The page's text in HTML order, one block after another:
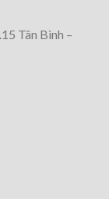
Tân Bình –